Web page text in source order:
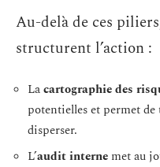
Au-delà de ces
structurent l’action :
Lacartographie des
potentielles et permet
disperser.
L’audit interne met au